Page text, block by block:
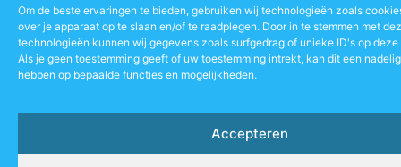
Om de beste ervaringen te bieden, gebruiken wij technologieën zoals
over je apparaat op te slaan en/of te raadplegen. Door in te stemmen met
technologieën kunnen wij gegevens zoals surfgedrag of unieke ID's op
Als je geen toestemming geeft of uw toestemming intrekt, kan dit een
hebben op bepaalde functies en mogelijkheden.
Accepteren